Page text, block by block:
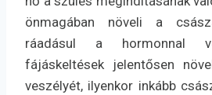
önmagában növeli a
ráadásul a hormonnal
fájáskeltések jelentősen
veszélyét, ilyenkor inkább